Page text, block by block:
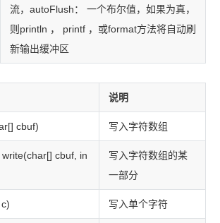
流，autoFlush： 一个布尔值，如果为真，
则 println ， printf ，或format方法将自动刷
新输出缓冲区
说明
cbuf) 写入字符数组
cbuf, in
写入字符数组的某
一部分
写入单个字符